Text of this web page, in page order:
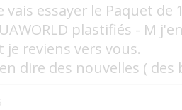
vais essayer le Paquet de
plastifiés - M
je reviens vers vous.
dire des nouvelles ( des